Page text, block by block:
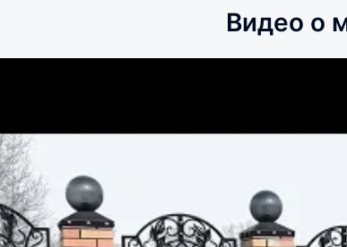
Видео о